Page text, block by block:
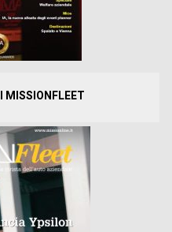
MISSIONFLEET